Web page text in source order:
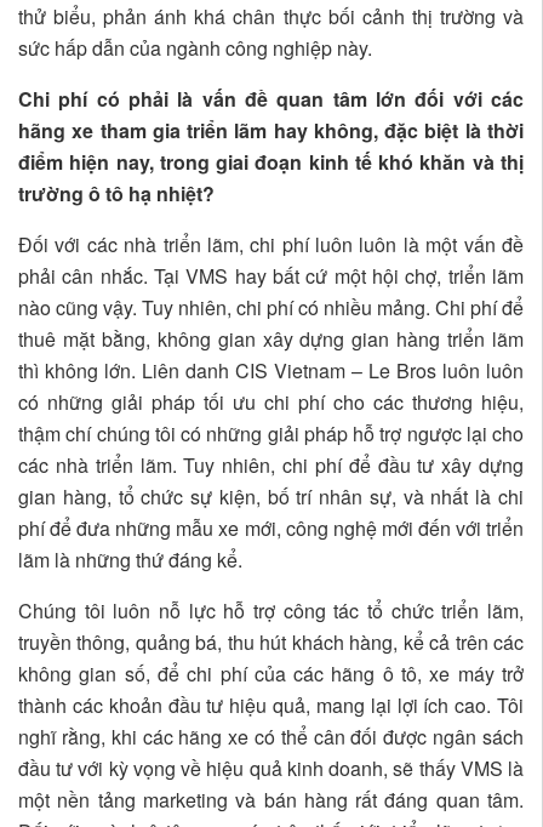
thử biểu, phản ánh khá chân thực bối cảnh thị trường và
sức hấp dẫn của ngành công nghiệp này.
Chi phí có phải là vấn đề quan tâm lớn đối với các
hãng xe tham gia triển lãm hay không, đặc biệt là thời
điểm hiện nay, trong giai đoạn kinh tế khó khăn và thị
trường ô tô hạ nhiệt?
Đối với các nhà triển lãm, chi phí luôn luôn là một vấn đề
phải cân nhắc. Tại VMS hay bất cứ một hội chợ, triển lãm
nào cũng vậy. Tuy nhiên, chi phí có nhiều mảng. Chi phí để
thuê mặt bằng, không gian xây dựng gian hàng triển lãm
thì không lớn. Liên danh CIS Vietnam – Le Bros luôn luôn
có những giải pháp tối ưu chi phí cho các thương hiệu,
thậm chí chúng tôi có những giải pháp hỗ trợ ngược lại cho
các nhà triển lãm. Tuy nhiên, chi phí để đầu tư xây dựng
gian hàng, tổ chức sự kiện, bố trí nhân sự, và nhất là chi
phí để đưa những mẫu xe mới, công nghệ mới đến với triển
lãm là những thứ đáng kể.
Chúng tôi luôn nỗ lực hỗ trợ công tác tổ chức triển lãm,
truyền thông, quảng bá, thu hút khách hàng, kể cả trên các
không gian số, để chi phí của các hãng ô tô, xe máy trở
thành các khoản đầu tư hiệu quả, mang lại lợi ích cao. Tôi
nghĩ rằng, khi các hãng xe có thể cân đối được ngân sách
đầu tư với kỳ vọng về hiệu quả kinh doanh, sẽ thấy VMS là
một nền tảng marketing và bán hàng rất đáng quan tâm.